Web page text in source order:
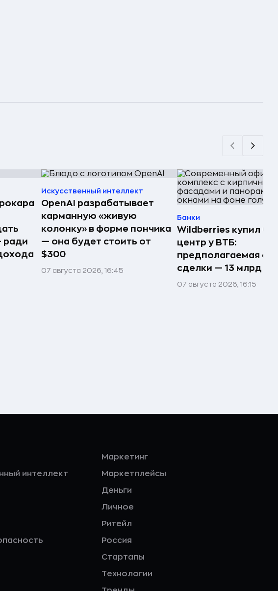
ради
Искусственный интеллект
OpenAI разрабатывает
карманную «живую
колонку» в форме пончика
— она будет стоить от
$300
07 августа 2026, 16:45
Банки
Wildberries купил
центр у ВТБ:
предполагаемая
сделки — 13 млрд ₽
07 августа 2026, 16:15
интеллект
Маркетинг
Маркетплейсы
Деньги
Личное
Ритейл
Россия
Стартапы
Технологии